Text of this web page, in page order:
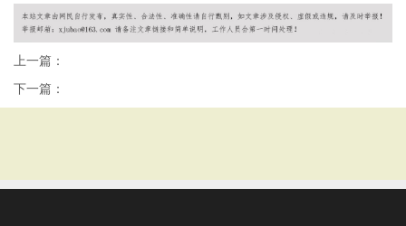
上一篇：
下一篇：